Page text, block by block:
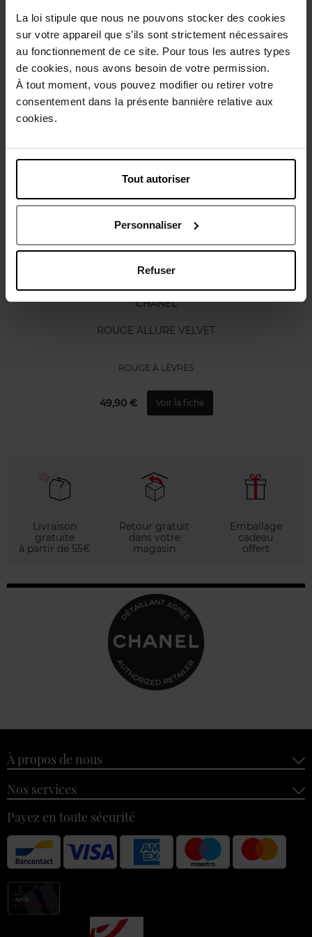
La loi stipule que nous ne pouvons stocker des cookies
sur votre appareil que s’ils sont strictement nécessaires
au fonctionnement de ce site. Pour tous les autres types
de cookies, nous avons besoin de votre permission.
À tout moment, vous pouvez modifier ou retirer votre
consentement dans la présente bannière relative aux
cookies.
Tout autoriser
Personnaliser
Refuser
Description
Conseil d'utilisation
Caractéristiques
Vous aimerez peut-être
CHANEL
ROUGE ALLURE VELVET
ROUGE À LÈVRES
49,90 € Voir la fiche
Livraison
gratuite
à partir de 55€
Retour gratuit
dans votre
magasin
Emballage
cadeau
offert
À propos de nous
Nos services
Payez en toute sécurité